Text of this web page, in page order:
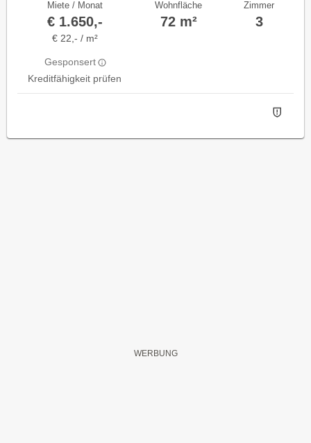
Miete / Monat
€ 1.650,-
€ 22,- / m²
Gesponsert
Kreditfähigkeit prüfen
Wohnfläche
72 m²
Zimmer
3